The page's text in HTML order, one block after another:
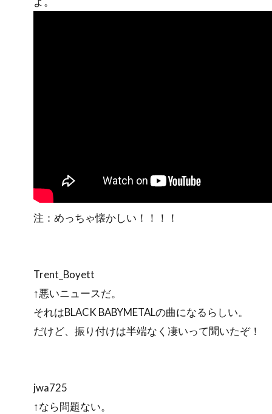
注：めっちゃ懐かしい！！！！
Trent_Boyett
↑悪いニュースだ。
それはBLACK BABYMETALの曲になるらしい。
だけど、振り付けは半端なく凄いって聞いたぞ！
jwa725
↑なら問題ない。